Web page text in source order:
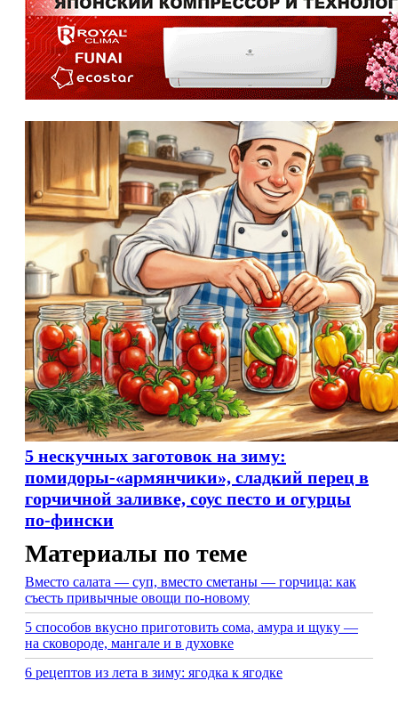
5 нескучных заготовок на зиму:
помидоры-«армянчики», сладкий перец в
горчичной заливке, соус песто и огурцы
по-фински
Материалы по теме
Вместо салата — суп, вместо сметаны — горчица: как
съесть привычные овощи по-новому
5 способов вкусно приготовить сома, амура и щуку —
на сковороде, мангале и в духовке
6 рецептов из лета в зиму: ягодка к ягодке